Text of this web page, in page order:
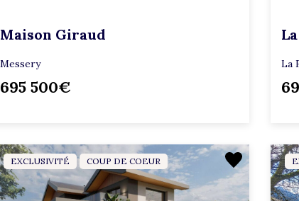
Maison Giraud
Messery
695 500€
La
EXCLUSIVITÉ COUP DE COEUR